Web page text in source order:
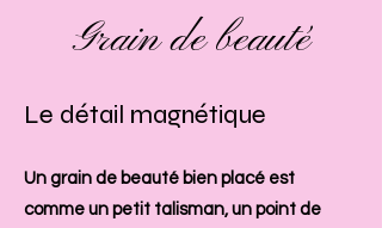
Grain de beauté
Le détail magnétique
Un grain de beauté bien placé est
comme un petit talisman, un point de